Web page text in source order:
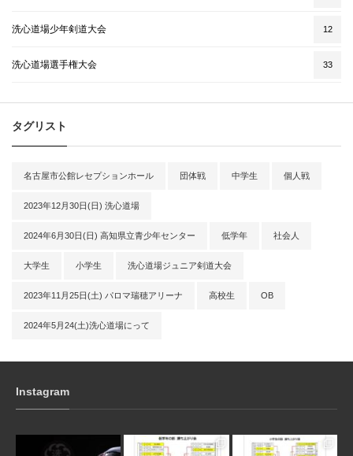
洗心道場少年剣道大会 12
洗心道場選手権大会 33
タグリスト
名古屋市公館レセプションホール 団体戦 中学生 個人戦
2023年12月30日(日) 洗心道場
2024年6月30日(日) 高知県立青少年センター 低学年 社会人
大学生 小学生 洗心道場ジュニア剣道大会
2023年11月25日(土) パロマ瑞穂アリーナ 高校生 OB
2024年5月24(土)洗心道場にって
Instagram
1月 31 1月 31